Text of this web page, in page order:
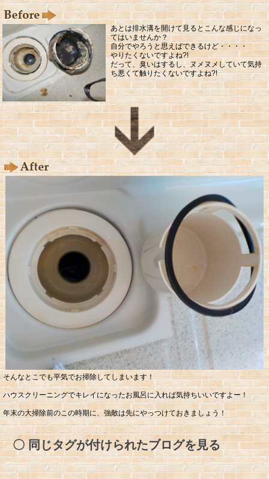
あとは排水溝を開けて見るとこんな感じになっ
てはいませんか？
自分でやろうと思えばできるけど・・・・
やりたくないですよね?!
だって、臭いはするし、ヌメヌメしていて気持
ち悪くて触りたくないですよね?!
そんなとこでも平気でお掃除してしまいます！
ハウスクリーニングでキレイになったお風呂に入れば気持ちいいですよー！
年末の大掃除前のこの時期に、強敵は先にやっつけておきましょう！
同じタグが付けられたブログを見る